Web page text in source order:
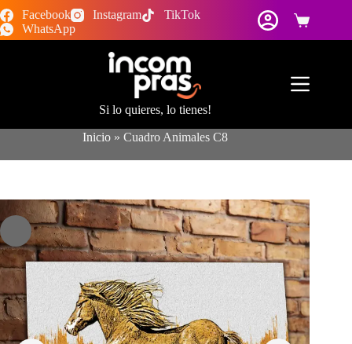
Saltar
al
contenido
Facebook Instagram
TikTok
WhatsApp
Carro
de
Si lo quieres, lo tienes!
Inicio» Cuadro Animales C8